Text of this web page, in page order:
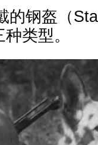
的钢盔（
类型。